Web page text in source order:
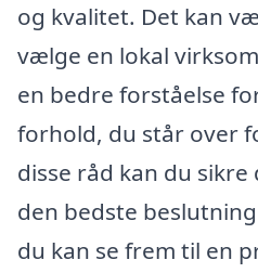
og kvalitet. Det kan
vælge en lokal
en bedre forståelse
forhold, du står over
disse råd kan du
den bedste
du kan se frem til en